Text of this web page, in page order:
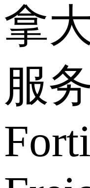
拿
服